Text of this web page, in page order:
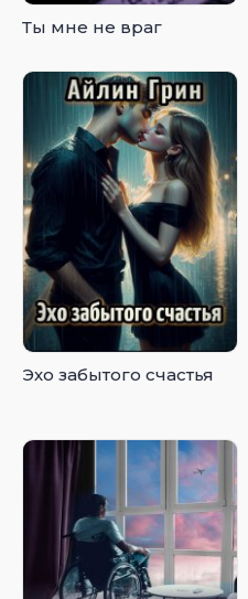
Ты мне не враг
Эхо забытого счастья